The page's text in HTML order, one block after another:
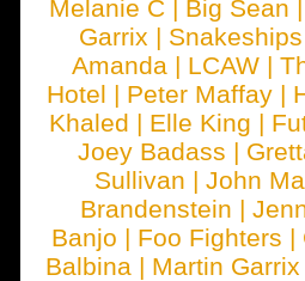
Melanie C | Big Sean
Garrix |
Amanda | LCAW |
Hotel | Peter Maffay |
Khaled | Elle King |
Joey Badass |
Sullivan | John
Brandenstein |
Banjo | Foo Fighters |
Balbina | Martin